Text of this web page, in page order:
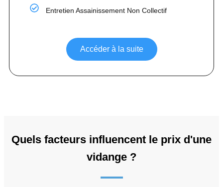
Entretien Assainissement Non Collectif
Accéder à la suite
Quels facteurs influencent le prix d'une
vidange ?